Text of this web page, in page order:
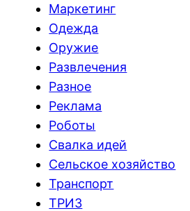
Маркетинг
Одежда
Оружие
Развлечения
Разное
Реклама
Роботы
Свалка идей
Сельское хозяйство
Транспорт
ТРИЗ